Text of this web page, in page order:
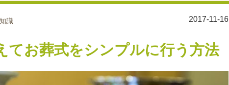
知識 2017-11-16
てお葬式をシンプルに行う方法